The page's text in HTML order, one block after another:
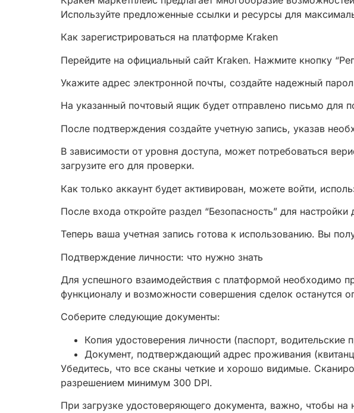
Используйте предложенные ссылки и ресурсы для
Как зарегистрироваться на платформе Kraken
Перейдите на официальный сайт Kraken. Нажмите кнопку
Укажите адрес электронной почты, создайте надежный
На указанный почтовый ящик будет отправлено письмо для
После подтверждения создайте учетную запись, указав
В зависимости от уровня доступа, может потребоваться
загрузите его для проверки.
Как только аккаунт будет активирован, можете войти,
После входа откройте раздел “Безопасность” для
Теперь ваша учетная запись готова к использованию. Вы
Подтверждение личности: что нужно знать
Для успешного взаимодействия с платформой необходимо
функционалу и возможности совершения сделок останутся
Соберите следующие документы:
Копия удостоверения личности (паспорт, водительские
Документ, подтверждающий адрес проживания
Убедитесь, что все сканы четкие и хорошо видимые.
разрешением минимум 300 DPI.
При загрузке удостоверяющего документа, важно, чтобы